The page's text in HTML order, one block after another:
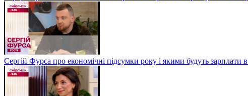
Сергій Фурса про економічні підсумки року і якими будуть зарплати